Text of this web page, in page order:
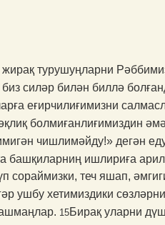
жирақ турушуңларни
силәр билән биллә
еғирчилиғимизни
болмиғанлиғимиздин
чишлимәйду!» дегән
башқиларниң ишлириға
сораймизки, теч яшап,
ушбу хетимиздики
15Бирақ уларни